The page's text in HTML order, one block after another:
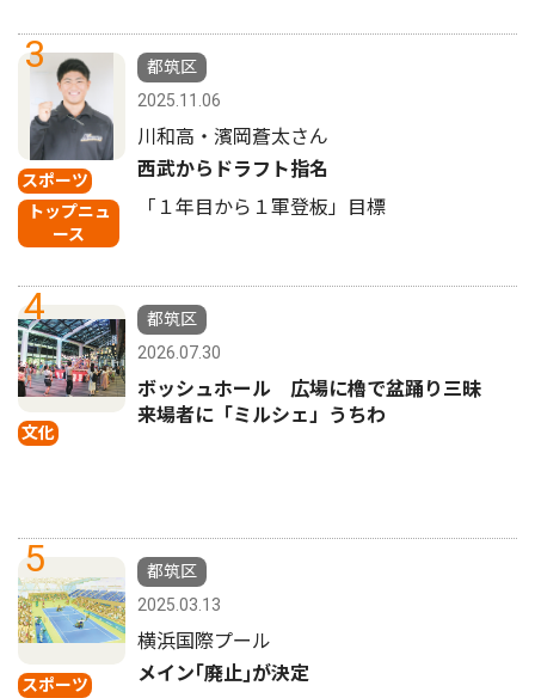
3
スポーツ
トップニュ
ース
都筑区
2025.11.06
川和高・濱岡蒼太さん
西武からドラフト指名
「１年目から１軍登板」目標
4
文化
都筑区
2026.07.30
ボッシュホール 広場に櫓で盆踊り三昧
来場者に「ミルシェ」うちわ
5
スポーツ
都筑区
2025.03.13
横浜国際プール
メイン｢廃止｣が決定